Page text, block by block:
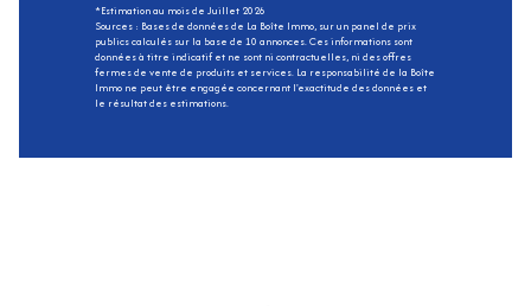
*Estimation au mois de Juillet 2026
Sources : Bases de données de La Boîte Immo, sur un panel de prix
publics calculés sur la base de 10 annonces. Ces informations sont
données à titre indicatif et ne sont ni contractuelles, ni des offres
fermes de vente de produits et services. La responsabilité de la Boîte
Immo ne peut être engagée concernant l'exactitude des données et
le résultat des estimations.